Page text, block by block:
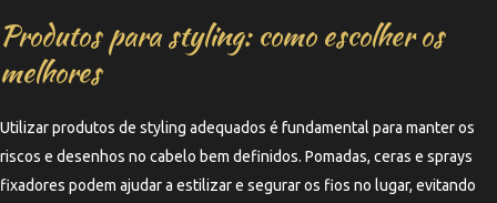
Produtos para styling: como escolher os
melhores
Utilizar produtos de styling adequados é fundamental para manter os
riscos e desenhos no cabelo bem definidos. Pomadas, ceras e sprays
fixadores podem ajudar a estilizar e segurar os fios no lugar, evitando